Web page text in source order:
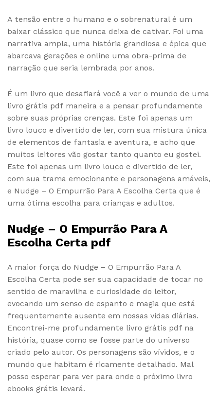
A tensão entre o humano e o sobrenatural é um
baixar clássico que nunca deixa de cativar. Foi uma
narrativa ampla, uma história grandiosa e épica que
abarcava gerações e online uma obra-prima de
narração que seria lembrada por anos.
É um livro que desafiará você a ver o mundo de uma
livro grátis pdf maneira e a pensar profundamente
sobre suas próprias crenças. Este foi apenas um
livro louco e divertido de ler, com sua mistura única
de elementos de fantasia e aventura, e acho que
muitos leitores vão gostar tanto quanto eu gostei.
Este foi apenas um livro louco e divertido de ler,
com sua trama emocionante e personagens amáveis,
e Nudge – O Empurrão Para A Escolha Certa que é
uma ótima escolha para crianças e adultos.
Nudge – O Empurrão Para A
Escolha Certa pdf
A maior força do Nudge – O Empurrão Para A
Escolha Certa pode ser sua capacidade de tocar no
sentido de maravilha e curiosidade do leitor,
evocando um senso de espanto e magia que está
frequentemente ausente em nossas vidas diárias.
Encontrei-me profundamente livro grátis pdf na
história, quase como se fosse parte do universo
criado pelo autor. Os personagens são vívidos, e o
mundo que habitam é ricamente detalhado. Mal
posso esperar para ver para onde o próximo livro
ebooks grátis levará.